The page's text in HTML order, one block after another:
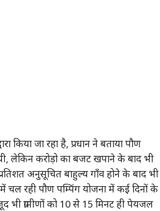
किया जा रहा है, प्रधान ने बताया पौण
लेकिन करोड़ो का बजट खपाने के बाद भी
अनुसूचित बाहुल्य गाँव होने के बाद भी
चल रही पौण पम्पिंग योजना में कई दिनों के
ग्रामीणों को 10 से 15 मिनट ही पेयजल